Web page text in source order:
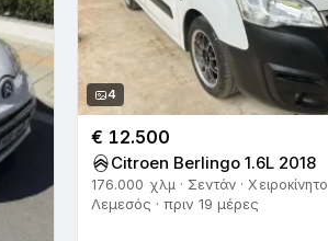
4
€ 12.500
Citroen Berlingo 1.6L 2018
176.000 χλμ · Σεντάν · Χειροκίνητο
Λεμεσός · πριν 19 μέρες